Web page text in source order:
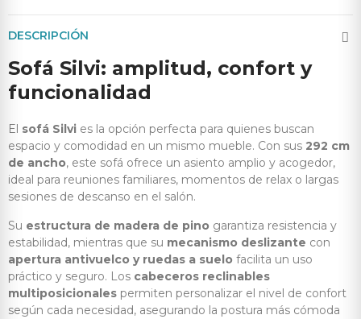
DESCRIPCIÓN
Sofá Silvi: amplitud, confort y
funcionalidad
El sofá Silvi es la opción perfecta para quienes buscan
espacio y comodidad en un mismo mueble. Con sus 292 cm
de ancho, este sofá ofrece un asiento amplio y acogedor,
ideal para reuniones familiares, momentos de relax o largas
sesiones de descanso en el salón.
Su estructura de madera de pino garantiza resistencia y
estabilidad, mientras que su mecanismo deslizante con
apertura antivuelco y ruedas a suelo facilita un uso
práctico y seguro. Los cabeceros reclinables
multiposicionales permiten personalizar el nivel de confort
según cada necesidad, asegurando la postura más cómoda